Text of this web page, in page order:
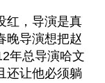
红，导演是真
晚导演想把赵
年总导演哈文
还让他必须躺